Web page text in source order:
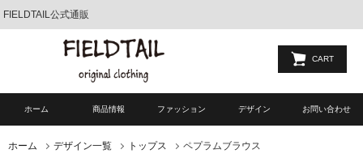
FIELDTAIL公式通販
CART
ホーム 商品情報 ファッション デザイン お問い合わせ
ホーム デザイン一覧 トップス ペプラムブラウス